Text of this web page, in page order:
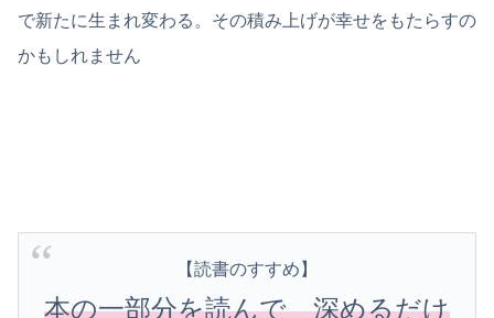
で新たに生まれ変わる。その積み上げが幸せをもたらすの
かもしれません
【読書のすすめ】
本の一部分を読んで 深めるだけ